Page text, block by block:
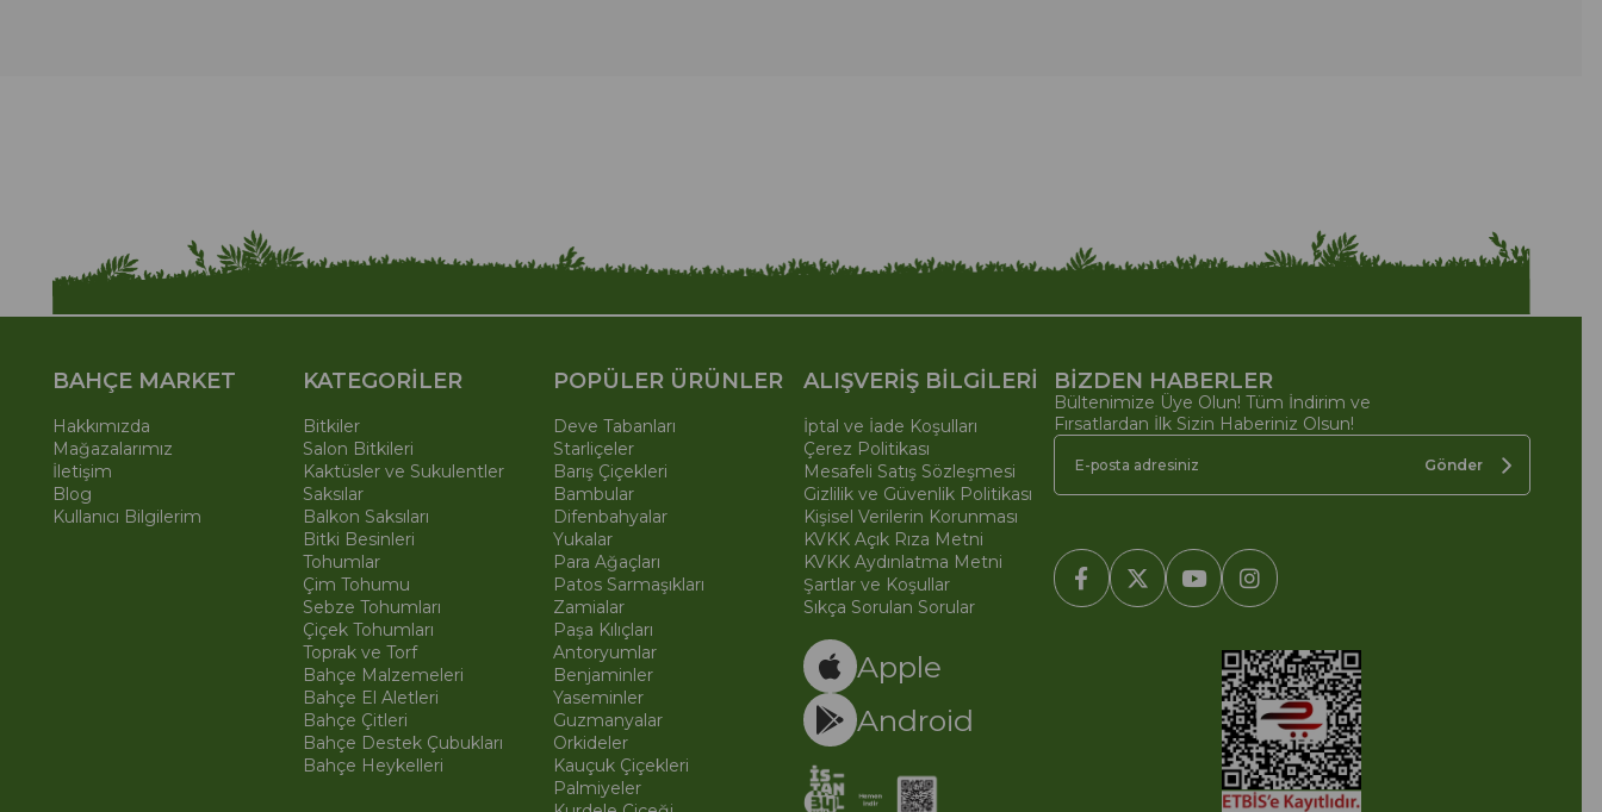
BAHÇE MARKET
Hakkımızda
Mağazalarımız
İletişim
Blog
Kullanıcı Bilgilerim
KATEGORİLER
Bitkiler
Salon Bitkileri
Kaktüsler ve Sukulentler
Saksılar
Balkon Saksıları
Bitki Besinleri
Tohumlar
Çim Tohumu
Sebze Tohumları
Çiçek Tohumları
Toprak ve Torf
Bahçe Malzemeleri
Bahçe El Aletleri
Bahçe Çitleri
Bahçe Destek Çubukları
Bahçe Heykelleri
POPÜLER ÜRÜNLER
Deve Tabanları
Starliçeler
Barış Çiçekleri
Bambular
Difenbahyalar
Yukalar
Para Ağaçları
Patos Sarmaşıkları
Zamialar
Paşa Kılıçları
Antoryumlar
Benjaminler
Yaseminler
Guzmanyalar
Orkideler
Kauçuk Çiçekleri
Palmiyeler
ALIŞVERİŞ BİLGİLERİ
İptal ve İade Koşulları
Çerez Politikası
Mesafeli Satış Sözleşmesi
Gizlilik ve Güvenlik Politikası
Kişisel Verilerin Korunması
KVKK Açık Rıza Metni
KVKK Aydınlatma Metni
Şartlar ve Koşullar
Sıkça Sorulan Sorular
Apple
Android
BİZDEN HABERLER
Bültenimize Üye Olun! Tüm İndirim ve
Fırsatlardan İlk Sizin Haberiniz Olsun!
Gönder